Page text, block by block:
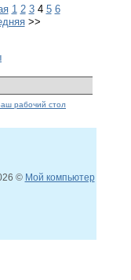
1 2 3 4 5 6
>>
© Мой компьютер